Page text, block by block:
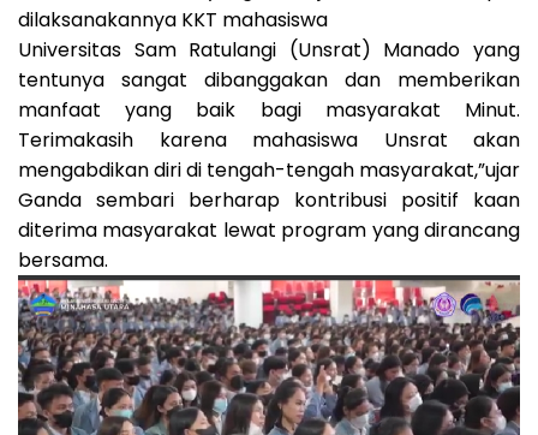
dilaksanakannya KKT mahasiswa
Universitas Sam Ratulangi (Unsrat) Manado yang
tentunya sangat dibanggakan dan memberikan
manfaat yang baik bagi masyarakat Minut.
Terimakasih karena mahasiswa Unsrat akan
mengabdikan diri di tengah-tengah masyarakat,”ujar
Ganda sembari berharap kontribusi positif kaan
diterima masyarakat lewat program yang dirancang
bersama.